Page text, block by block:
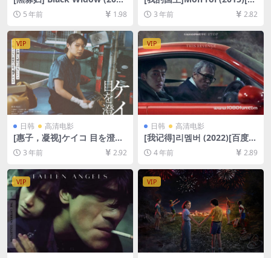
1)[百度网盘+迅雷云盘资源10
80P超清][MP4/7.7GB][中英
字幕]
5 年前 1.98
度网盘+夸克网盘1080P超清
未删减资源][网盘在线播放/下
载][MP4/8GB][中文字幕]
3 年前 2.82
VIP
日韩 高清电影
[惠子，凝视]ケイコ 目を澄ま
せて (2022)[百度网盘+迅雷云
盘资源1080P超清未删减][MP
3 年前 2.92
VIP
日韩 高清电影
[我记得]리멤버 (2022)[百度网
盘+迅雷云盘资源1080P超清
未删减][MP4/8GB][韩语中字]
4 年前 2.89
VIP VIP